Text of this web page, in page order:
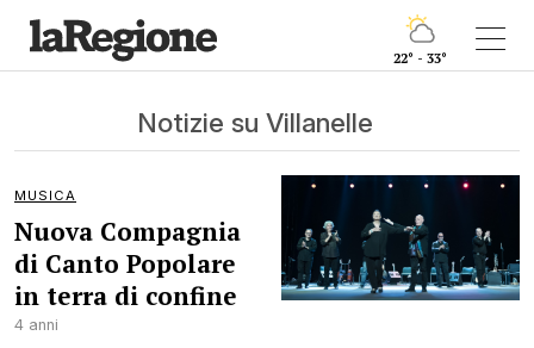
22° - 33°
Notizie su Villanelle
MUSICA
Nuova Compagnia
di Canto Popolare
in terra di confine
4 anni